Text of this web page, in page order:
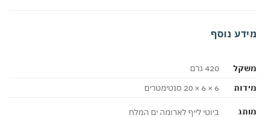
נוסף
420 גרם
6 × 6 × 20 סנטימטרים
ביוטי לייף לארומה ים המלח